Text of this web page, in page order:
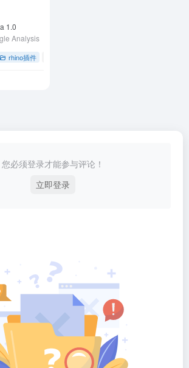
1.0
Analysis
rhino插件
您必须登录才能参与评论！
立即登录